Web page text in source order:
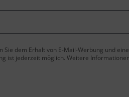
Sie dem Erhalt von E-Mail-Werbung und
ist jederzeit möglich. Weitere